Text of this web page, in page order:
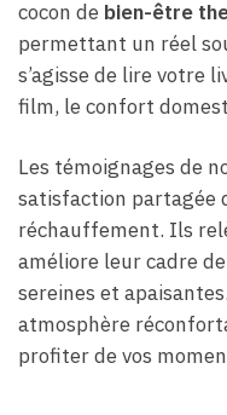
cocon de bien-être
permettant un réel
s’agisse de lire votre
film, le confort
Les témoignages de
satisfaction partagée
réchauffement. Ils
améliore leur cadre
sereines et
atmosphère
profiter de vos